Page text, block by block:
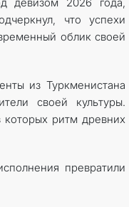
девизом 2026 года,
что успехи
облик своей
из Туркменистана
своей культуры.
которых ритм древних
превратили